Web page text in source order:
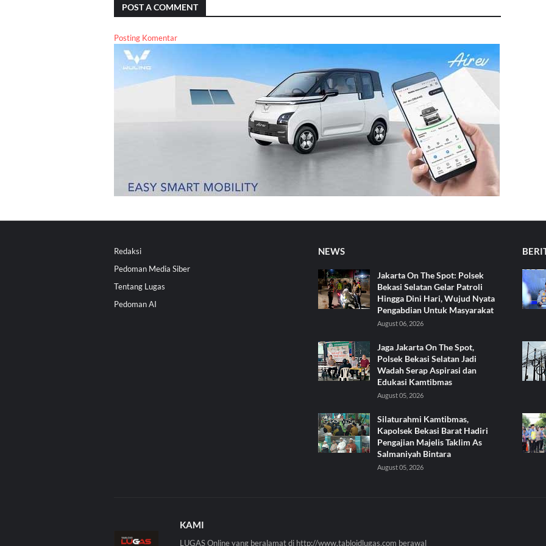
POST A COMMENT
Posting Komentar
Redaksi
Pedoman Media Siber
Tentang Lugas
Pedoman AI
NEWS
Jakarta On The Spot: Polsek
Bekasi Selatan Gelar Patroli
Hingga Dini Hari, Wujud Nyata
Pengabdian Untuk Masyarakat
August 06, 2026
Jaga Jakarta On The Spot,
Polsek Bekasi Selatan Jadi
Wadah Serap Aspirasi dan
Edukasi Kamtibmas
August 05, 2026
Silaturahmi Kamtibmas,
Kapolsek Bekasi Barat Hadiri
Pengajian Majelis Taklim As
Salmaniyah Bintara
August 05, 2026
KAMI
LUGAS Online yang beralamat di http://www.tabloidlugas.com berawal